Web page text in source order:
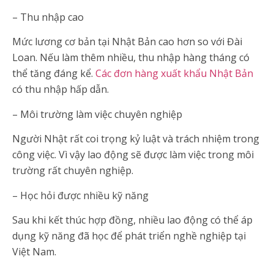
– Thu nhập cao
Mức lương cơ bản tại Nhật Bản cao hơn so với Đài
Loan. Nếu làm thêm nhiều, thu nhập hàng tháng có
thể tăng đáng kể. Các đơn hàng xuất khẩu Nhật Bản
có thu nhập hấp dẫn.
– Môi trường làm việc chuyên nghiệp
Người Nhật rất coi trọng kỷ luật và trách nhiệm trong
công việc. Vì vậy lao động sẽ được làm việc trong môi
trường rất chuyên nghiệp.
– Học hỏi được nhiều kỹ năng
Sau khi kết thúc hợp đồng, nhiều lao động có thể áp
dụng kỹ năng đã học để phát triển nghề nghiệp tại
Việt Nam.